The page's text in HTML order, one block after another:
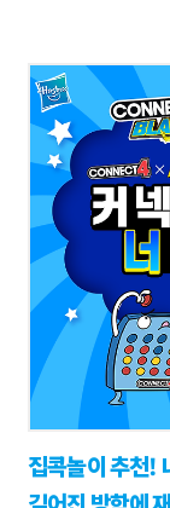
집콕놀이 추천!